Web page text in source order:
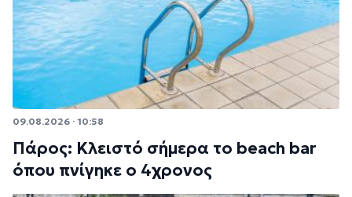
09.08.2026 · 10:58
Πάρος: Κλειστό σήμερα το beach bar
όπου πνίγηκε ο 4χρονος